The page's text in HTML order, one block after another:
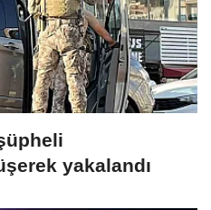
yakalandı